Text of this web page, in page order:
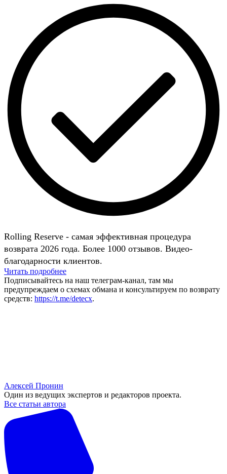
Rolling Reserve - самая эффективная процедура
возврата 2026 года. Более 1000 отзывов. Видео-
благодарности клиентов.
Читать подробнее
Подписывайтесь на наш телеграм-канал, там мы
предупреждаем о схемах обмана и консультируем по возврату
средств: https://t.me/detecx.
Алексей Пронин
Один из ведущих экспертов и редакторов проекта.
Все статьи автора